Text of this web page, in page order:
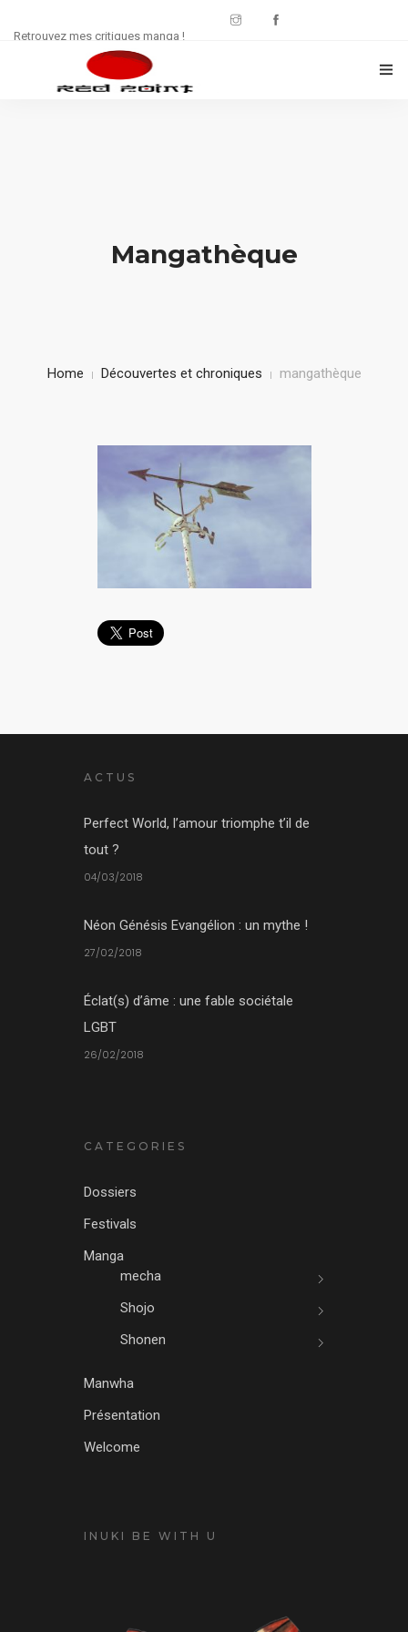
Retrouvez mes critiques manga !
Mangathèque
Home Découvertes et chroniques mangathèque
ACTUS
Perfect World, l’amour triomphe t’il de
tout ?
04/03/2018
Néon Génésis Evangélion : un mythe !
27/02/2018
Éclat(s) d’âme : une fable sociétale
LGBT
26/02/2018
CATEGORIES
Dossiers
Festivals
Manga
mecha
Shojo
Shonen
Manwha
Présentation
Welcome
INUKI BE WITH U